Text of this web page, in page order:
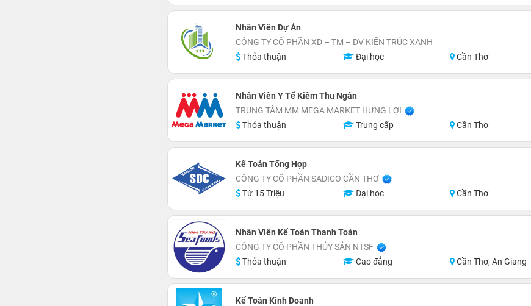
Nhân Viên Dự Án
CÔNG TY CỔ PHẦN XD – TM – DV KIẾN TRÚC XANH
Thỏa thuận
Đại học Cần Thơ
Nhân Viên Y Tế Kiêm Thu Ngân
TRUNG TÂM MM MEGA MARKET HƯNG LỢI
Thỏa thuận
Trung cấp Cần Thơ
Kế Toán Tổng Hợp
CÔNG TY CỔ PHẦN SADICO CẦN THƠ
Từ 15 Triệu
Đại học Cần Thơ
Nhân Viên Kế Toán Thanh Toán
CÔNG TY CỔ PHẦN THỦY SẢN NTSF
Thỏa thuận
Cao đẳng Cần Thơ, An Giang
Kế Toán Kinh Doanh